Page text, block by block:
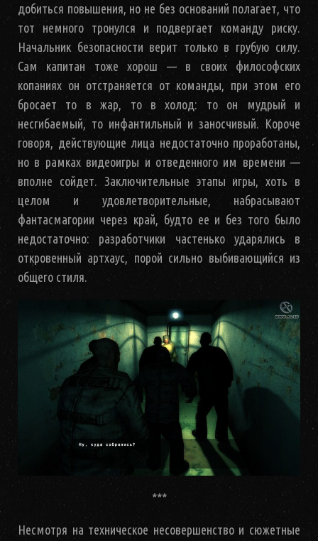
добиться повышения, но не без оснований полагает, что
тот немного тронулся и подвергает команду риску.
Начальник безопасности верит только в грубую силу.
Сам капитан тоже хорош — в своих философских
копаниях он отстраняется от команды, при этом его
бросает то в жар, то в холод: то он мудрый и
несгибаемый, то инфантильный и заносчивый. Короче
говоря, действующие лица недостаточно проработаны,
но в рамках видеоигры и отведенного им времени —
вполне сойдет. Заключительные этапы игры, хоть в
целом и удовлетворительные, набрасывают
фантасмагории через край, будто ее и без того было
недостаточно: разработчики частенько ударялись в
откровенный артхаус, порой сильно выбивающийся из
общего стиля.
***
Несмотря на техническое несовершенство и сюжетные